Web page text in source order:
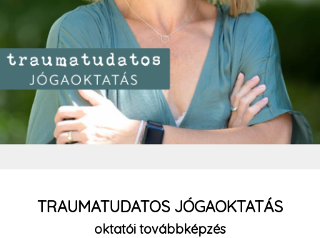
TRAUMATUDATOS JÓGAOKTATÁS
oktatói továbbképzés